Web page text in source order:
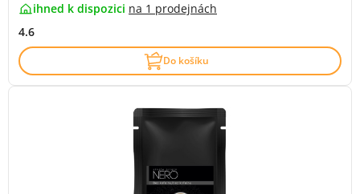
ihned k dispozici na 1 prodejnách
4.6
Do košíku